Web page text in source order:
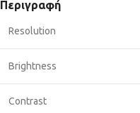
Περιγραφή
Resolution
Brightness
Contrast